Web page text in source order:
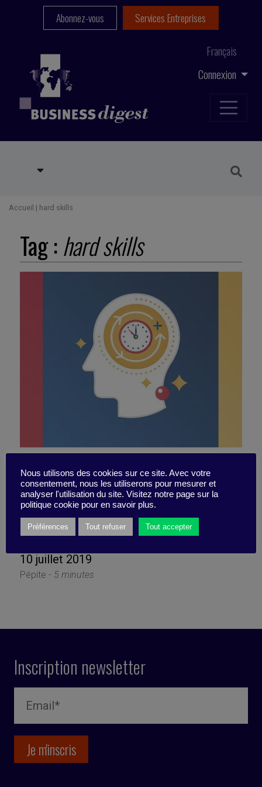
Connexion
Français
Abonnez-vous Services Entreprises
Accueil | hard skills
Tag :hard skills
Bientôt des « soft skills »
mieux valorisées qu’un
MBA ?
10 juillet 2019
Pépite - 5 minutes
Inscription newsletter
Nous utilisons des cookies sur ce site. Avec votre
consentement, nous les utiliserons pour mesurer et
analyser l'utilisation du site. Visitez notre page sur la
politique cookie pour en savoir plus.
Préférences Tout refuser Tout accepter